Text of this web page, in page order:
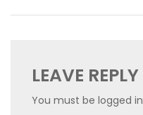
LEAVE REPLY
You must be logged in